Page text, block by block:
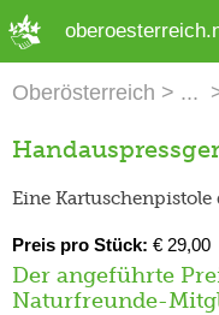
Oberösterreich
Eine Kartuschenpistole
Preis pro Stück: € 29,00
Der angeführte
Naturfreunde-